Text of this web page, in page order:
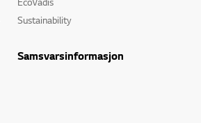
Sustainability
Samsvarsinformasjon